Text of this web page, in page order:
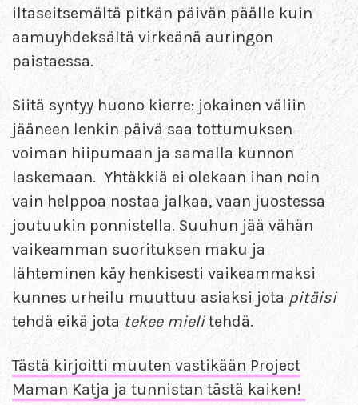
iltaseitsemältä pitkän päivän päälle kuin
aamuyhdeksältä virkeänä auringon
paistaessa.
Siitä syntyy huono kierre: jokainen väliin
jääneen lenkin päivä saa tottumuksen
voiman hiipumaan ja samalla kunnon
laskemaan. Yhtäkkiä ei olekaan ihan noin
vain helppoa nostaa jalkaa, vaan juostessa
joutuukin ponnistella. Suuhun jää vähän
vaikeamman suorituksen maku ja
lähteminen käy henkisesti vaikeammaksi
kunnes urheilu muuttuu asiaksi jotapitäisi
tehdä eikä jotatekee mielitehdä.
Tästä kirjoitti muuten vastikään Project
Maman Katja ja tunnistan tästä kaiken!